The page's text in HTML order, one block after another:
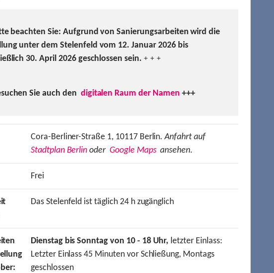
beachten Sie: Aufgrund von Sanierungsarbeiten wird die
unter dem Stelenfeld vom 12. Januar 2026 bis
30. April 2026 geschlossen sein. + + +
Sie auch den digitalen Raum der Namen +++
Cora-Berliner-Straße 1, 10117 Berlin.Anfahrt auf
Stadtplan Berlin oder Google Mapsansehen.
Frei
Das Stelenfeld ist täglich 24 h zugänglich
Dienstag bis Sonntag von 10 - 18 Uhr, letzter Einlass:
Letzter Einlass 45 Minuten vor Schließung, Montags
geschlossen